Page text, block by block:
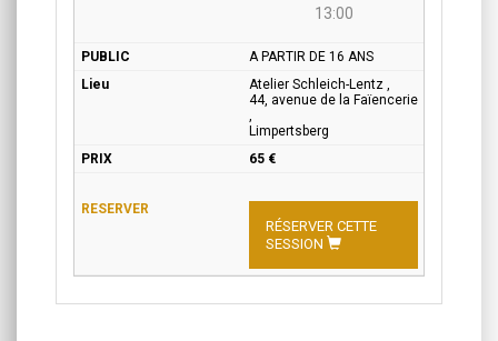
13:00
A PARTIR DE 16 ANS
Atelier Schleich-Lentz ,
44, avenue de la Faïencerie
,
Limpertsberg
65 €
RÉSERVER CETTE
SESSION